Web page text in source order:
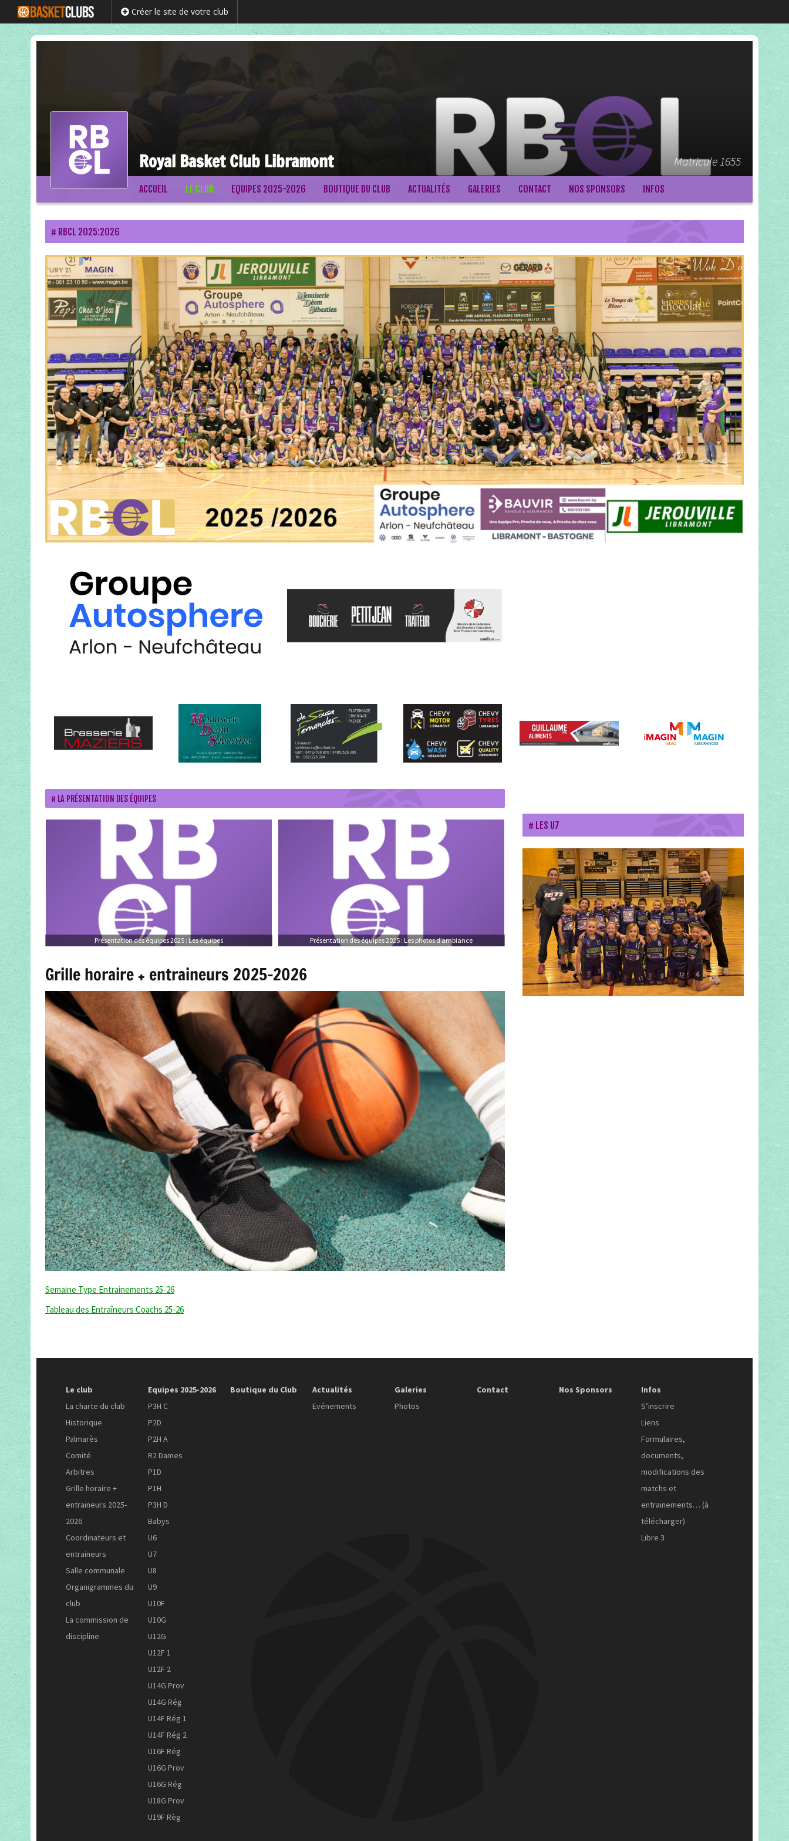
Créer le site de votre club
Royal Basket Club Libramont Matricule 1655
ACCUEIL LE CLUB EQUIPES 2025-2026 BOUTIQUE DU CLUB ACTUALITÉS GALERIES CONTACT NOS SPONSORS INFOS
RBCL 2025:2026
LA PRÉSENTATION DES ÉQUIPES
Présentation des équipes 2025 : Les équipes Présentation des équipes 2025 : Les photos d’ambiance
Grille horaire + entraineurs 2025-2026
Semaine Type Entrainements 25-26
Tableau des Entraîneurs Coachs 25-26
LES U7
Le club
La charte du club
Historique
Palmarès
Comité
Arbitres
Grille horaire +
entraineurs 2025-
2026
Coordinateurs et
entraineurs
Salle communale
Organigrammes du
club
La commission de
discipline
Equipes 2025-2026
P3H C
P2D
P2H A
R2 Dames
P1D
P1H
P3H D
Babys
U6
U7
U8
U9
U10F
U10G
U12G
U12F 1
U12F 2
U14G Prov
U14G Rég
U14F Rég 1
U14F Rég 2
U16F Rég
U16G Prov
U16G Rég
U18G Prov
U19F Règ
Boutique du Club
Actualités
Evénements
Galeries
Photos
Contact Nos Sponsors
Infos
S’inscrire
Liens
Formulaires,
documents,
modifications des
matchs et
entrainements… (à
télécharger)
Libre 3